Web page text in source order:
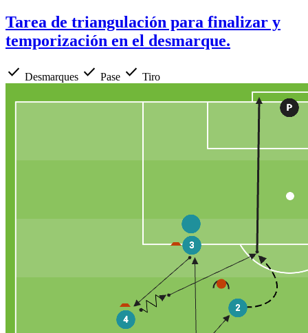
Tarea de triangulación para finalizar y
temporización en el desmarque.
check Desmarques check Pase check Tiro